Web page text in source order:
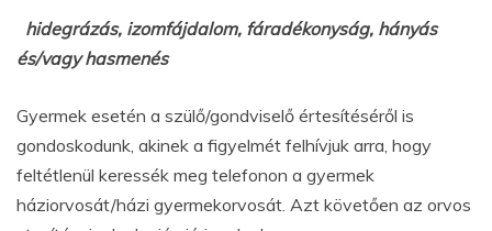
hidegrázás, izomfájdalom, fáradékonyság, hányás
és/vagy hasmenés
Gyermek esetén a szülő/gondviselő értesítéséről is
gondoskodunk, akinek a figyelmét felhívjuk arra, hogy
feltétlenül keressék meg telefonon a gyermek
háziorvosát/házi gyermekorvosát. Azt követően az orvos